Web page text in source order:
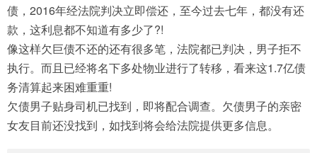
债，2016年经法院判决立即偿还，至今过去七年，都没有还
款，这利息都不知道有多少了?!
像这样欠巨债不还的还有很多笔，法院都已判决，男子拒不
执行。而且已经将名下多处物业进行了转移，看来这1.7亿债
务清算起来困难重重!
欠债男子贴身司机已找到，即将配合调查。欠债男子的亲密
女友目前还没找到，如找到将会给法院提供更多信息。